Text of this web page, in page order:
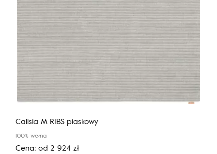
Calisia M RIBS piaskowy
100% wełna
Cena: od 2 924 zł